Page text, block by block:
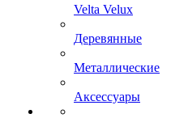
Velta Velux
Деревянные
Металлические
Аксессуары